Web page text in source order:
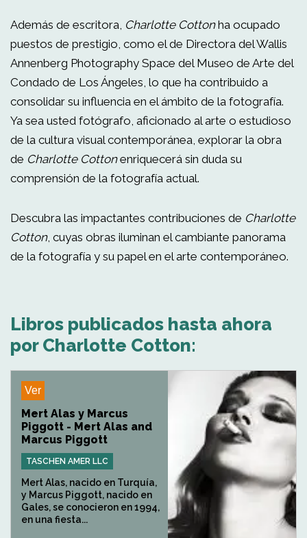
Además de escritora, Charlotte Cottonha ocupado
puestos de prestigio, como el de Directora del Wallis
Annenberg Photography Space del Museo de Arte del
Condado de Los Ángeles, lo que ha contribuido a
consolidar su influencia en el ámbito de la fotografía.
Ya sea usted fotógrafo, aficionado al arte o estudioso
de la cultura visual contemporánea, explorar la obra
de Charlotte Cottonenriquecerá sin duda su
comprensión de la fotografía actual.
Descubra las impactantes contribuciones de Charlotte
Cotton, cuyas obras iluminan el cambiante panorama
de la fotografía y su papel en el arte contemporáneo.
Libros publicados hasta ahora
por Charlotte Cotton:
Ver
Mert Alas y Marcus
Piggott - Mert Alas and
Marcus Piggott
TASCHEN AMER LLC
Mert Alas, nacido en Turquía,
y Marcus Piggott, nacido en
Gales, se conocieron en 1994,
en una fiesta...